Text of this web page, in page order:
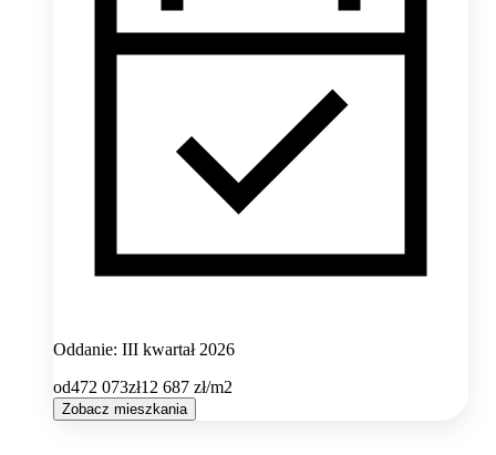
Oddanie: III kwartał 2026
od472 073zł12 687 zł/m2
Zobacz mieszkania